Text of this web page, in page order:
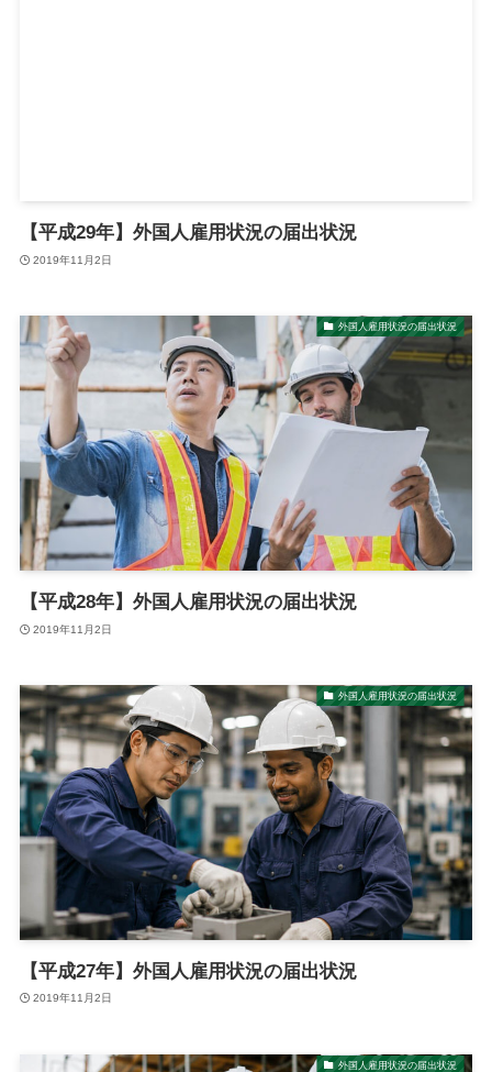
【平成29年】外国人雇用状況の届出状況
2019年11月2日
外国人雇用状況の届出状況
【平成28年】外国人雇用状況の届出状況
2019年11月2日
外国人雇用状況の届出状況
【平成27年】外国人雇用状況の届出状況
2019年11月2日
外国人雇用状況の届出状況